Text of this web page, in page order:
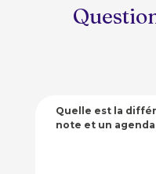
Quelle est la
note et un